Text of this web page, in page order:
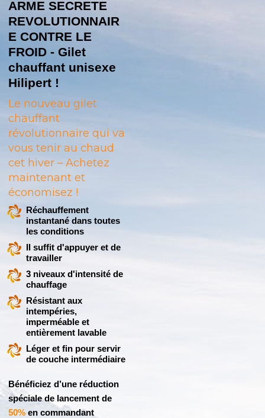
ARME SECRETE
REVOLUTIONNAIR
E CONTRE LE
FROID - Gilet
chauffant unisexe
Hilipert !
Le nouveau gilet
chauffant
révolutionnaire qui va
vous tenir au chaud
cet hiver – Achetez
maintenant et
économisez !
Réchauffement
instantané dans toutes
les conditions
Il suffit d'appuyer et de
travailler
3 niveaux d'intensité de
chauffage
Résistant aux
intempéries,
imperméable et
entièrement lavable
Léger et fin pour servir
de couche intermédiaire
Bénéficiez d’une réduction
spéciale de lancement de
50% en commandant